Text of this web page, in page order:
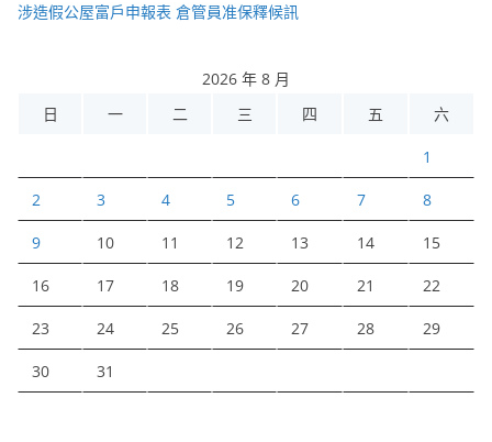
涉造假公屋富戶申報表 倉管員准保釋候訊
2026 年 8 月
日
一 二 三 四 五 六
1
2 3 4 5 6 7 8
9 10 11 12 13 14 15
16 17 18 19 20 21 22
23 24 25 26 27 28 29
30 31